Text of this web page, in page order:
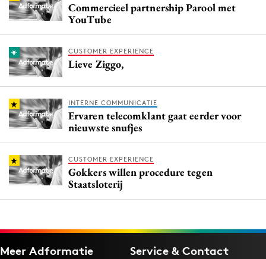
Commercieel partnership Parool met
YouTube
CUSTOMER EXPERIENCE
Lieve Ziggo,
INTERNE COMMUNICATIE
Ervaren telecomklant gaat eerder voor
nieuwste snufjes
CUSTOMER EXPERIENCE
Gokkers willen procedure tegen
Staatsloterij
Meer Adformatie Service & Contact